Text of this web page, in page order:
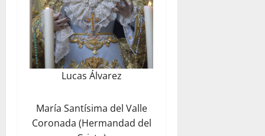
Lucas Álvarez
María Santísima del Valle
Coronada (Hermandad del